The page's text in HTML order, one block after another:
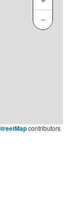
−
contributors